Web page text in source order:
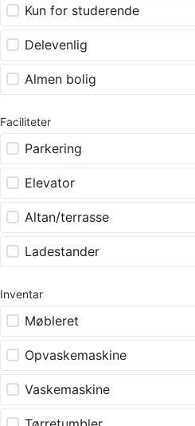
Kun for studerende
Delevenlig
Almen bolig
Faciliteter
Parkering
Elevator
Altan/terrasse
Ladestander
Inventar
Møbleret
Opvaskemaskine
Vaskemaskine